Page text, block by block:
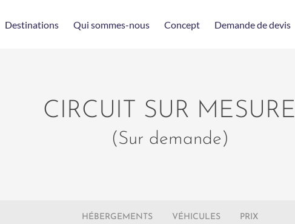
Destinations Qui sommes-nous Concept Demande de devis
CIRCUIT SUR MESURE
(Sur demande)
HÉBERGEMENTS VÉHICULES PRIX